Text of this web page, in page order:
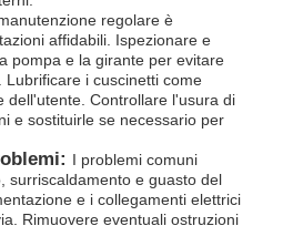
regolare è
affidabili. Ispezionare e
pompa e la girante per evitare
Lubrificare i cuscinetti come
dell'utente. Controllare l'usura di
e sostituirle se necessario per
I problemi comuni
surriscaldamento e guasto del
e i collegamenti elettrici
Rimuovere eventuali ostruzioni